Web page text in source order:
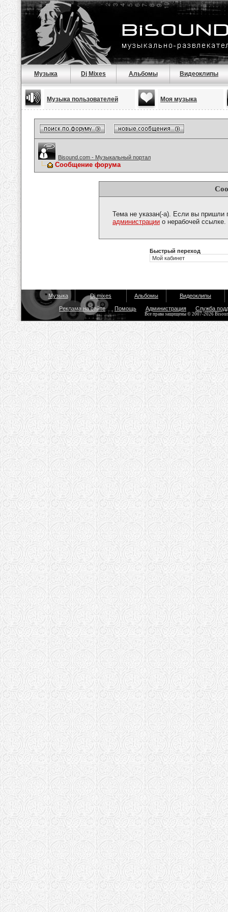
Музыка Dj Mixes Альбомы Видеоклипы
Музыка пользователей Моя музыка
Bisound.com - Музыкальный портал
Сообщение форума
Тема не указан(-а). Если вы пришли
администрации о нерабочей ссылке.
Быстрый переход
Музыка Dj mixes Альбомы Видеоклипы
Реклама на сайте Помощь Администрация Служба
Все права защищены © 2007-2026